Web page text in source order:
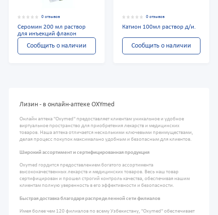
0 отзывов
Серомин 200 мл раствор
для инъекций флакон
Сообщить о наличии
0 отзывов
Катион 100мл раствор д/и.
Сообщить о наличии
Лизин - в онлайн-аптеке OXYmed
Онлайн аптека "Oxymed" предоставляет клиентам уникальное и удобное
виртуальное пространство для приобретения лекарств и медицинских
товаров. Наша аптека отличается несколькими ключевыми преимуществами,
делая процесс покупок максимально удобным и безопасным для клиентов.
Широкий ассортимент и сертифицированная продукция
Oxymed гордится предоставлением богатого ассортимента
высококачественных лекарств и медицинских товаров. Весь наш товар
сертифицирован и прошел строгий контроль качества, обеспечивая нашим
клиентам полную уверенность в его эффективности и безопасности.
Быстрая доставка благодаря распределенной сети филиалов
Имея более чем 120 филиалов по всему Узбекистану, "Oxymed" обеспечивает